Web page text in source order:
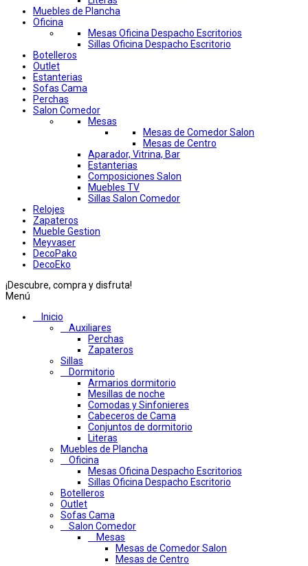
Muebles de Plancha
Oficina
Mesas Oficina Despacho Escritorios
Sillas Oficina Despacho Escritorio
Botelleros
Outlet
Estanterias
Sofas Cama
Perchas
Salon Comedor
Mesas
Mesas de Comedor Salon
Mesas de Centro
Aparador, Vitrina, Bar
Estanterias
Composiciones Salon
Muebles TV
Sillas Salon Comedor
Relojes
Zapateros
Mueble Gestion
Meyvaser
DecoPako
DecoEko
¡Descubre, compra y disfruta!
Menú
Inicio
Auxiliares
Perchas
Zapateros
Sillas
Dormitorio
Armarios dormitorio
Mesillas de noche
Comodas y Sinfonieres
Cabeceros de Cama
Conjuntos de dormitorio
Literas
Muebles de Plancha
Oficina
Mesas Oficina Despacho Escritorios
Sillas Oficina Despacho Escritorio
Botelleros
Outlet
Sofas Cama
Salon Comedor
Mesas
Mesas de Comedor Salon
Mesas de Centro